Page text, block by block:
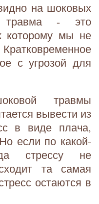
на шоковых
травма - это
которому мы не
с угрозой для
травмы
вывести из
в виде плача,
если по какой-
стрессу не
та самая
остаются в